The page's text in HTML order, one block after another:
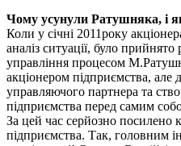
Чому усунули Ратушняка, і
Коли у січні 2011року
аналіз ситуації, було
управління процесом
акціонером підприємства, але
управляючого партнера та
підприємства перед самим
За цей час серйозно посилено
підприємства. Так, головним